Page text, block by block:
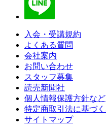
入会・受講規約
よくある質問
会社案内
お問い合わせ
スタッフ募集
読売新聞社
個人情報保護方針など
特定商取引法に基づ
サイトマップ